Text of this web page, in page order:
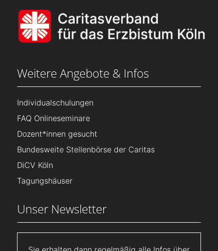
Weitere Angebote & Infos
Individualschulungen
FAQ Onlineseminare
Dozent*innen gesucht
Bundesweite Stellenbörse der Caritas
DiCV Köln
Tagungshäuser
Unser Newsletter